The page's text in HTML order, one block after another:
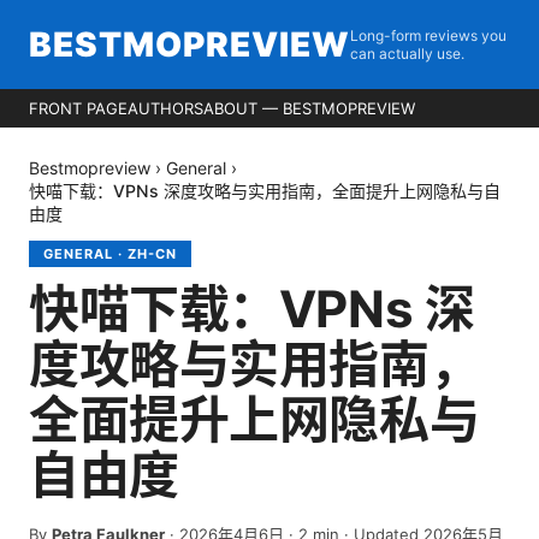
BESTMOPREVIEW Long-form reviews you
can actually use.
FRONT PAGEAUTHORSABOUT — BESTMOPREVIEW
Bestmopreview › General ›
快喵下载：VPNs 深度攻略与实用指南，全面提升上网隐私与自
由度
GENERAL · ZH-CN
快喵下载：VPNs 深
度攻略与实用指南，
全面提升上网隐私与
自由度
By Petra Faulkner · 2026年4月6日 · 2 min · Updated 2026年5月